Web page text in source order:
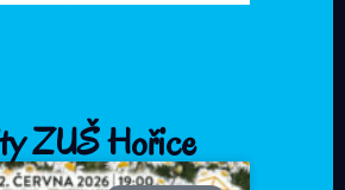
ZUŠ Hořice